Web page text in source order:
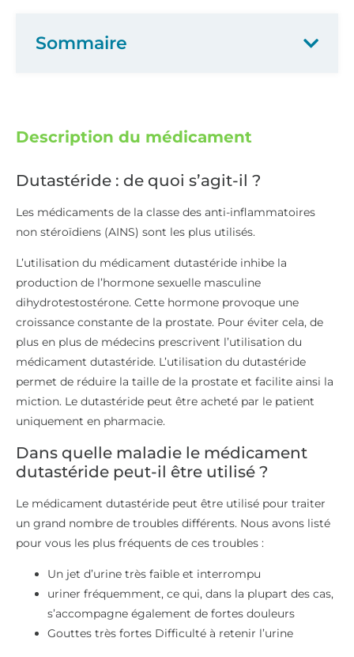
Description du médicament
Dutastéride : de quoi s’agit-il ?
Les médicaments de la classe des anti-inflammatoires
non stéroïdiens (AINS) sont les plus utilisés.
L’utilisation du médicament dutastéride inhibe la
production de l’hormone sexuelle masculine
dihydrotestostérone. Cette hormone provoque une
croissance constante de la prostate. Pour éviter cela, de
plus en plus de médecins prescrivent l’utilisation du
médicament dutastéride. L’utilisation du dutastéride
permet de réduire la taille de la prostate et facilite ainsi la
miction. Le dutastéride peut être acheté par le patient
uniquement en pharmacie.
Dans quelle maladie le médicament
dutastéride peut-il être utilisé ?
Le médicament dutastéride peut être utilisé pour traiter
un grand nombre de troubles différents. Nous avons listé
pour vous les plus fréquents de ces troubles :
Un jet d’urine très faible et interrompu
uriner fréquemment, ce qui, dans la plupart des cas,
s’accompagne également de fortes douleurs
Gouttes très fortes Difficulté à retenir l’urine
Sommaire